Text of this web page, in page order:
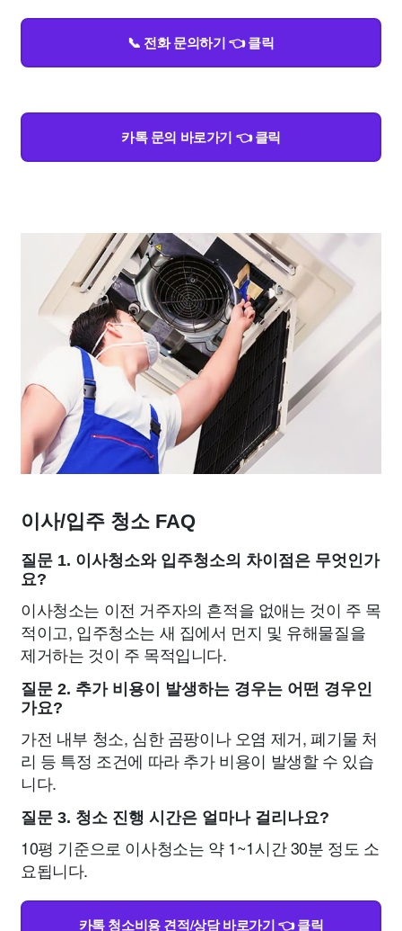
📞 전화 문의하기 👈 클릭
카톡 문의 바로가기 👈 클릭
이사/입주 청소 FAQ
질문 1. 이사청소와 입주청소의 차이점은 무엇인가
요?
이사청소는 이전 거주자의 흔적을 없애는 것이 주 목
적이고, 입주청소는 새 집에서 먼지 및 유해물질을
제거하는 것이 주 목적입니다.
질문 2. 추가 비용이 발생하는 경우는 어떤 경우인
가요?
가전 내부 청소, 심한 곰팡이나 오염 제거, 폐기물 처
리 등 특정 조건에 따라 추가 비용이 발생할 수 있습
니다.
질문 3. 청소 진행 시간은 얼마나 걸리나요?
10평 기준으로 이사청소는 약 1~1시간 30분 정도 소
요됩니다.
카톡 청소비용 견적/상담 바로가기 👈 클릭